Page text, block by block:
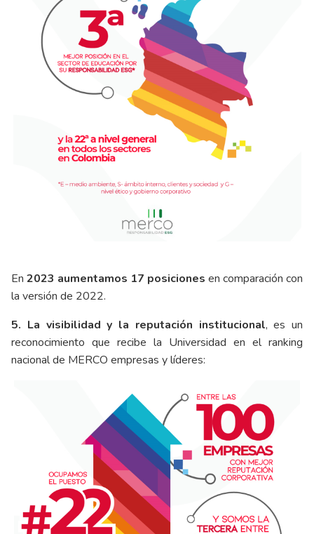
En 2023 aumentamos 17 posiciones en comparación con
la versión de 2022.
5. La visibilidad y la reputación institucional, es un
reconocimiento que recibe la Universidad en el ranking
nacional de MERCO empresas y líderes: